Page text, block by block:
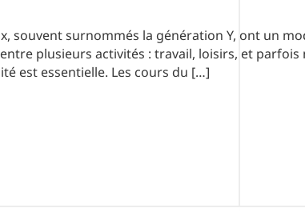
souvent surnommés la génération Y, ont un
plusieurs activités : travail, loisirs, et parfois
est essentielle. Les cours du […]